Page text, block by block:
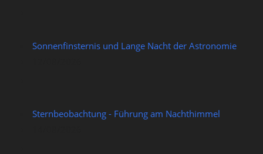
Sonnenfinsternis und Lange Nacht der Astronomie
Sternbeobachtung - Führung am Nachthimmel